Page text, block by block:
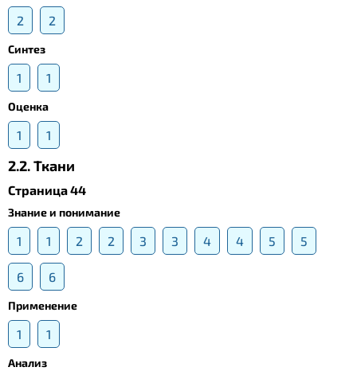
2 2
Синтез
1 1
Оценка
1 1
2.2. Ткани
Страница 44
Знание и понимание
1 1 2 2 3 3 4 4 5 5
6 6
Применение
1 1
Анализ